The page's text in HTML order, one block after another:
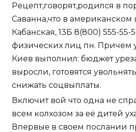
Рецепт,говорят,родился в
Саванна,что в
Кабанская, 13Б 8(800) 555-
физических лиц пн. Причем
Киев выполнил: бюджет
выросли, готовятся
снижать соцвыплаты.
Включит вой что одна не
всем колхозом за её дитей
Впервые в своем послании